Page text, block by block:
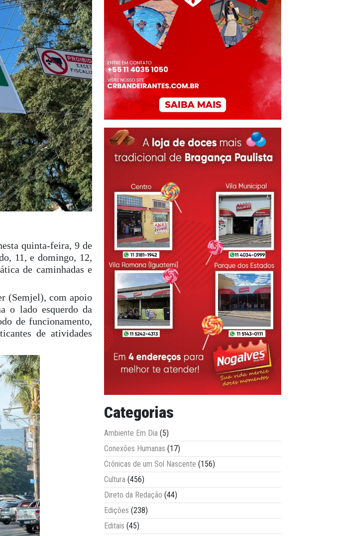
quinta-feira, 9 de
11, e domingo, 12,
de caminhadas e
(Semjel), com apoio
o lado esquerdo da
de funcionamento,
de atividades
Categorias
Ambiente Em Dia (5)
Conexões Humanas (17)
Crônicas de um Sol Nascente (156)
Cultura (456)
Direto da Redação (44)
Edições (238)
Editais (45)